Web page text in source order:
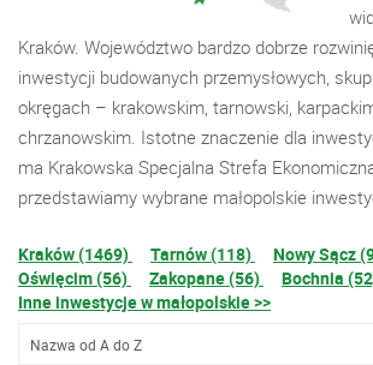
Kraków. Województwo bardzo dobrze
inwestycji budowanych przemysłowych,
okręgach – krakowskim, tarnowski,
chrzanowskim. Istotne znaczenie dla
ma Krakowska Specjalna Strefa
przedstawiamy wybrane małopolskie
Kraków (1469) Tarnów (118)
Nowy Sącz
Oświęcim (56)
Zakopane (56)
Bochnia
Inne inwestycje w małopolskie >>
Nazwa od A do Z